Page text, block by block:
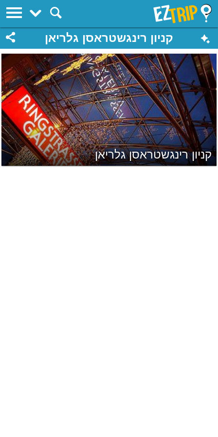
EZTrip
קניון רינגשטראסן גלריאן
קניון רינגשטראסן גלריאן